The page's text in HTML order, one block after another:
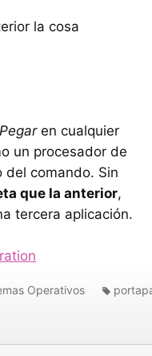
la cosa
Pegaren cualquier
un procesador de
comando. Sin
que la anterior,
tercera aplicación.
Operativos